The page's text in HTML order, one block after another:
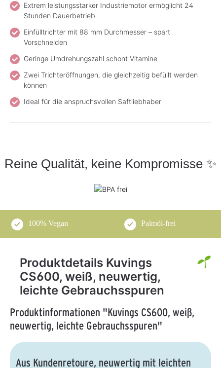
Extrem leistungsstarker Industriemotor ermöglicht 24
Stunden Dauerbetrieb
Einfülltrichter mit 88 mm Durchmesser – spart
Vorschneiden
Geringe Umdrehungszahl schont Vitamine
Zwei Trichteröffnungen, die gleichzeitig befüllt werden
können
Ideal für die anspruchsvollen Saftliebhaber
Reine Qualität, keine Kompromisse ✨
100% Vegan Palmöl-frei
Produktdetails Kuvings
CS600, weiß, neuwertig,
leichte Gebrauchsspuren
Produktinformationen "Kuvings CS600, weiß,
neuwertig, leichte Gebrauchsspuren"
Aus Kundenretoure, neuwertig mit leichten